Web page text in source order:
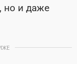
но и даже